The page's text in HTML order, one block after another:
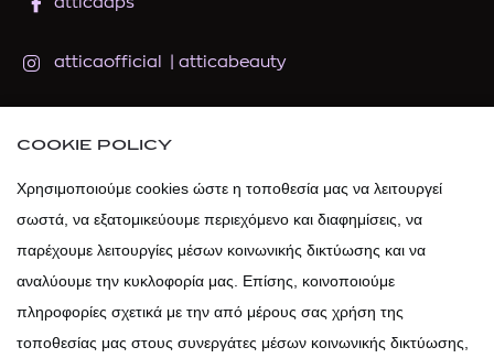
atticaofficial atticabeauty
atticadps
COOKIE POLICY
Χρησιμοποιούμε cookies ώστε η τοποθεσία μας να λειτουργεί
σωστά, να εξατομικεύουμε περιεχόμενο και διαφημίσεις, να
παρέχουμε λειτουργίες μέσων κοινωνικής δικτύωσης και να
αναλύουμε την κυκλοφορία μας. Επίσης, κοινοποιούμε
πληροφορίες σχετικά με την από μέρους σας χρήση της
τοποθεσίας μας στους συνεργάτες μέσων κοινωνικής δικτύωσης,